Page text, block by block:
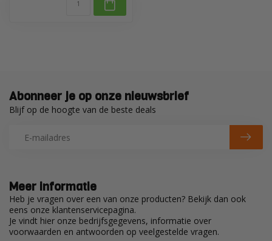
Meer informatie
Heb je vragen over een van onze producten? Bekijk dan ook
eens onze klantenservicepagina.
Je vindt hier onze bedrijfsgegevens, informatie over
voorwaarden en antwoorden op veelgestelde vragen.
Abonneer je op onze nieuwsbrief
Blijf op de hoogte van de beste deals